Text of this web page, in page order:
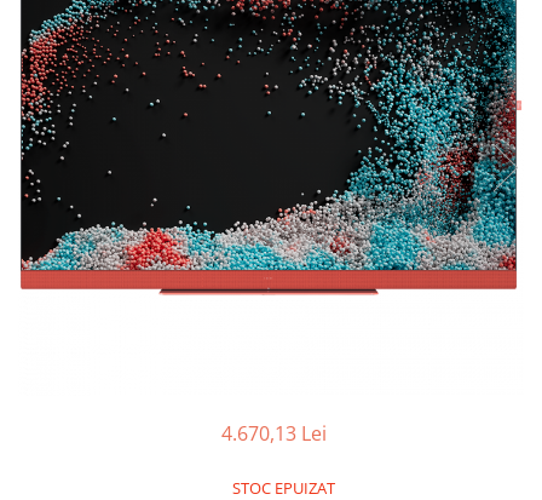
Smart Watch
Apple AirTag
Inele Smart
Ochelari Smart
Smartphone IPhone
Sisteme PC & Periferice
Sisteme Desktop & Monitoare
Microfoane & Casti Gaming4.670,13 Lei
STOC EPUIZAT